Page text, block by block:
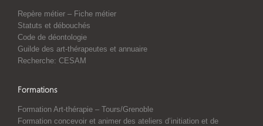
Repère métier – Fiche métier
Statuts et débouchés
Code de déontologie
Guilde des art-thérapeutes et annuaire
Recherche: CESAM
Formations
Formation Art-thérapie – Tours/Grenoble
Formation concevoir et animer des ateliers d’initiation et de